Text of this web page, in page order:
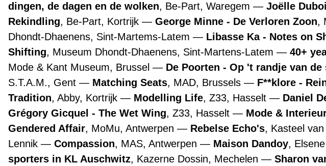
dingen, de dagen en de wolken, Be-Part, Waregem
Joëlle
Rekindling, Be-Part, Kortrijk George Minne - De Verloren Zoon,
Dhondt-Dhaenens, Sint-Martems-Latem
Libasse Ka - Notes on
Shifting, Museum Dhondt-Dhaenens, Sint-Martens-Latem 40+
Mode & Kant Museum, Brussel
De Poorten - Op 't randje van de
S.T.A.M., Gent
Matching Seats, MAD, Brussels
F**klore -
Tradition, Abby, Kortrijk Modelling Life, Z33, Hasselt
Daniel
Grégory Gicquel - The Wet Wing, Z33, Hasselt
Mode &
Gendered Affair, MoMu, Antwerpen Rebelse Echo's, Kasteel
Lennik
Compassion, MAS, Antwerpen Maison Dandoy, Elsene
sporters in KL Auschwitz, Kazerne Dossin, Mechelen
Sharon